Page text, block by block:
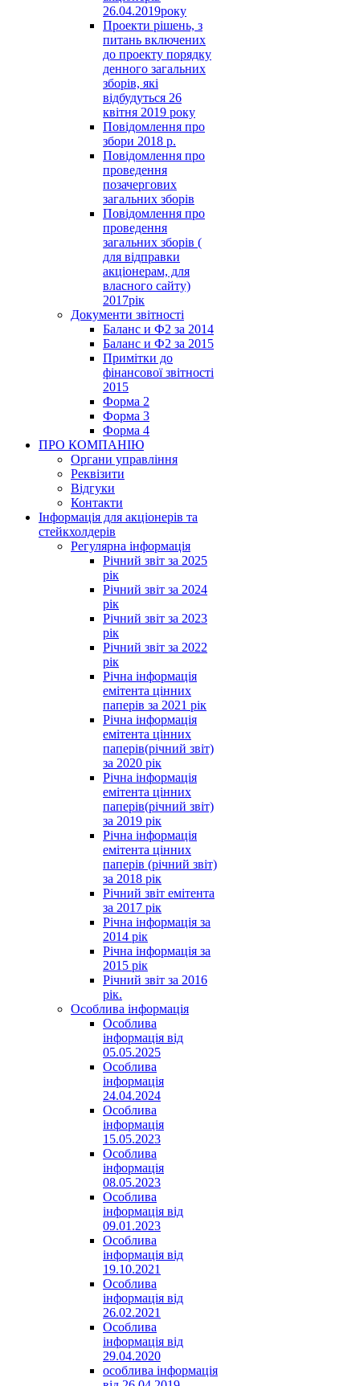
26.04.2019року
Проекти рішень, з
питань включених
до проекту порядку
денного загальних
зборів, які
відбудуться 26
квітня 2019 року
Повідомлення про
збори 2018 р.
Повідомлення про
проведення
позачергових
загальних зборів
Повідомлення про
проведення
загальних зборів (
для відправки
акціонерам, для
власного сайту)
2017рік
Документи звітності
Баланс и Ф2 за 2014
Баланс и Ф2 за 2015
Примітки до
фінансової звітності
2015
Форма 2
Форма 3
Форма 4
ПРО КОМПАНІЮ
Органи управління
Реквізити
Відгуки
Контакти
Інформація для акціонерів та
стейкхолдерів
Регулярна інформація
Річний звіт за 2025
рік
Річний звіт за 2024
рік
Річний звіт за 2023
рік
Річний звіт за 2022
рік
Річна інформація
емітента цінних
паперів за 2021 рік
Річна інформація
емітента цінних
паперів(річний звіт)
за 2020 рік
Річна інформація
емітента цінних
паперів(річний звіт)
за 2019 рік
Річна інформація
емітента цінних
паперів (річний звіт)
за 2018 рік
Річний звіт емітента
за 2017 рік
Річна інформація за
2014 рік
Річна інформація за
2015 рік
Річний звіт за 2016
рік.
Особлива інформація
Особлива
інформація від
05.05.2025
Особлива
інформація
24.04.2024
Особлива
інформація
15.05.2023
Особлива
інформація
08.05.2023
Особлива
інформація від
09.01.2023
Особлива
інформація від
19.10.2021
Особлива
інформація від
26.02.2021
Особлива
інформація від
29.04.2020
особлива інформація